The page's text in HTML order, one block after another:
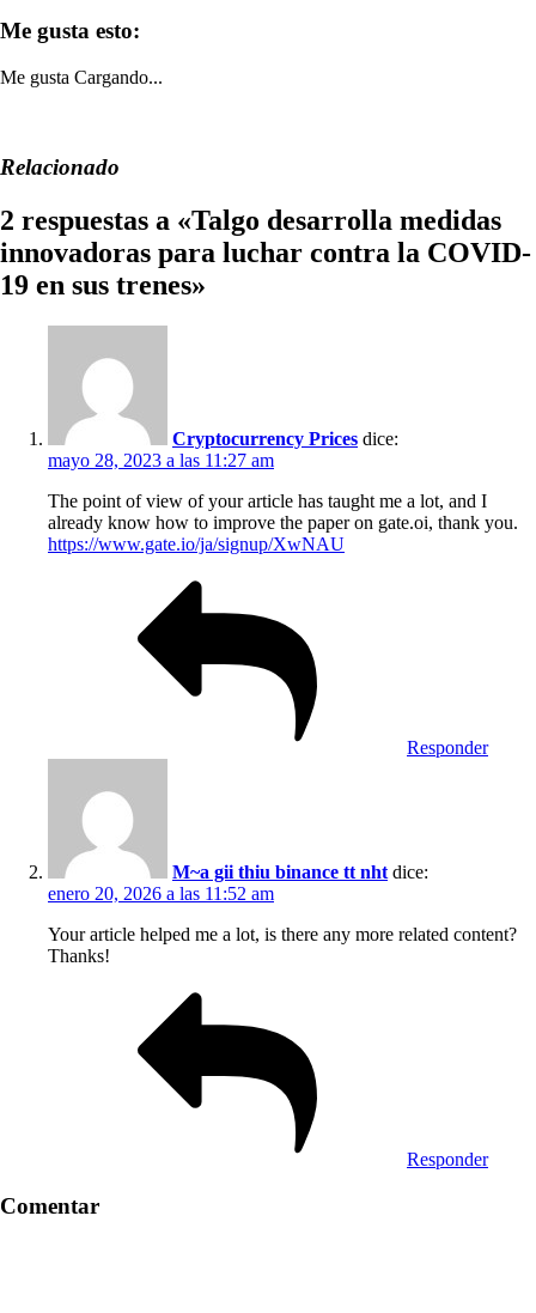
Me gusta esto:
Me gusta Cargando...
Relacionado
2 respuestas a «Talgo desarrolla medidas
innovadoras para luchar contra la COVID-
19 en sus trenes»
Cryptocurrency Prices dice:
mayo 28, 2023 a las 11:27 am
The point of view of your article has taught me a lot, and I
already know how to improve the paper on gate.oi, thank you.
https://www.gate.io/ja/signup/XwNAU
Responder
M~a gii thiu binance tt nht dice:
enero 20, 2026 a las 11:52 am
Your article helped me a lot, is there any more related content?
Thanks!
Responder
Comentar